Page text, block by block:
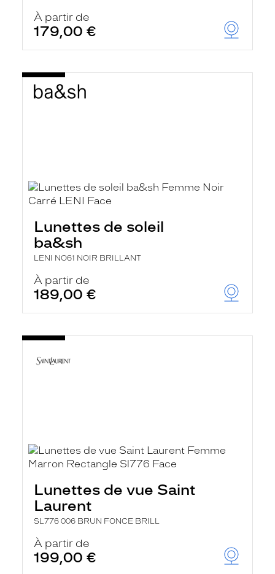
À partir de
179,00 €
Lunettes de soleil
ba&sh
LENI NO61 NOIR BRILLANT
À partir de
189,00 €
Lunettes de vue Saint
Laurent
SL776 006 BRUN FONCE BRILL
À partir de
199,00 €